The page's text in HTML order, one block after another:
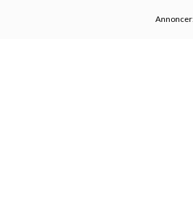
Øens Autoværksted